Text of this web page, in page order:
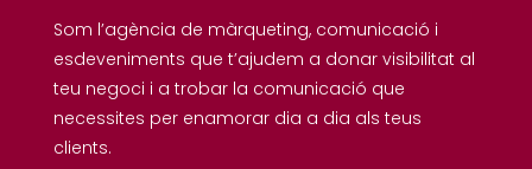
Som l’agència de màrqueting, comunicació i
esdeveniments que t’ajudem a donar visibilitat al
teu negoci i a trobar la comunicació que
necessites per enamorar dia a dia als teus
clients.